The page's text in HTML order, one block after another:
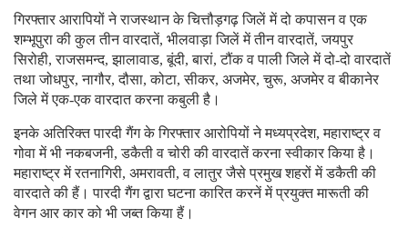
गिरफ्तार आरापियों ने राजस्थान के चित्तौड़गढ़ जिलें में दो कपासन व एक
शम्भूपुरा की कुल तीन वारदातें, भीलवाड़ा जिलें में तीन वारदातें, जयपुर
सिरोही, राजसमन्द, झालावाड, बूंदी, बारां, टौंक व पाली जिले में दो-दो वारदातें
तथा जोधपुर, नागौर, दौसा, कोटा, सीकर, अजमेर, चुरू, अजमेर व बीकानेर
जिले में एक-एक वारदात करना कबुली है।
इनके अतिरिक्त पारदी गैंग के गिरफ्तार आरोपियों ने मध्यप्रदेश, महाराष्ट्र व
गोवा में भी नकबजनी, डकैती व चोरी की वारदातें करना स्वीकार किया है।
महाराष्ट्र में रतनागिरी, अमरावती, व लातुर जैसे प्रमुख शहरों में डकैती की
वारदाते की हैं। पारदी गैंग द्वारा घटना कारित करनें में प्रयुक्त मारूती की
वेगन आर कार को भी जब्त किया हैं।